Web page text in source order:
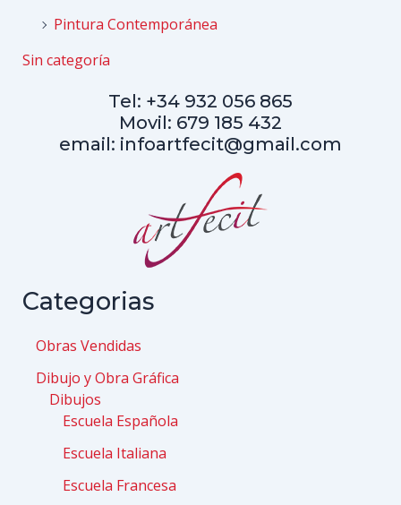
Pintura Contemporánea
Sin categoría
Tel: +34 932 056 865
Movil: 679 185 432
email: infoartfecit@gmail.com
Categorias
Obras Vendidas
Dibujo y Obra Gráfica
Dibujos
Escuela Española
Escuela Italiana
Escuela Francesa